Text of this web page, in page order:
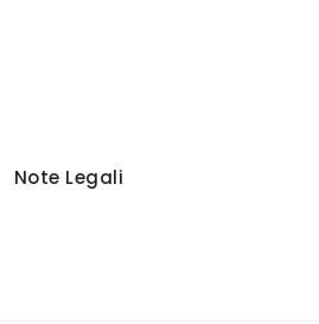
Note Legali